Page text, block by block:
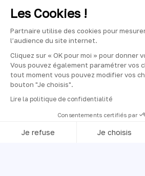
Liens utiles
Tous
Facebook
Les Cookies !
Partnaire utilise des cookies pour
l’audience du site internet.
Cliquez sur « OK pour moi » pour donner
Vous pouvez également paramétrer vos
tout moment vous pouvez modifier vos
bouton "Je choisis".
Lire la politique de confidentialité
Consentements certifiés par
Je refuse Je choisis